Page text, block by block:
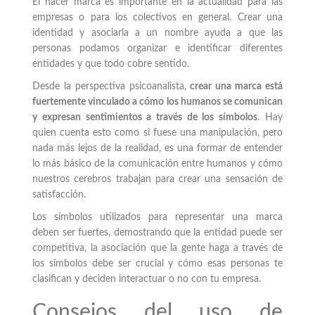
El hacer marca es importante en la actualidad para las
empresas o para los colectivos en general. Crear una
identidad y asociarla a un nombre ayuda a que las
personas podamos organizar e identificar diferentes
entidades y que todo cobre sentido.
Desde la perspectiva psicoanalista,crear una marca está
fuertemente vinculado a cómo los humanos se comunican
y expresan sentimientos a través de los símbolos. Hay
quien cuenta esto como si fuese una manipulación, pero
nada más lejos de la realidad, es una formar de entender
lo más básico de la comunicación entre humanos y cómo
nuestros cerebros trabajan para crear una sensación de
satisfacción.
Los símbolos utilizados para representar una marca
deben ser fuertes, demostrando que la entidad puede ser
competitiva, la asociación que la gente haga a través de
los símbolos debe ser crucial y cómo esas personas te
clasifican y deciden interactuar o no con tu empresa.